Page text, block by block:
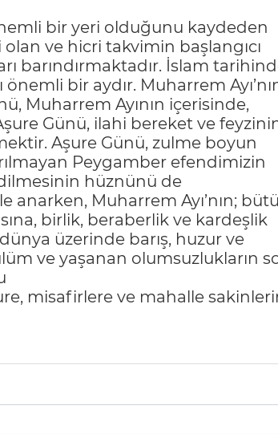
bir yeri olduğunu kaydeden
ve hicri takvimin başlangıcı
barındırmaktadır. İslam
bir aydır. Muharrem
Muharrem Ayının içerisinde,
Günü, ilahi bereket ve
Aşure Günü, zulme boyun
Peygamber efendimizin
hüznünü de
anarken, Muharrem Ayı’nın;
birlik, beraberlik ve kardeşlik
üzerinde barış, huzur ve
ve yaşanan olumsuzlukların
misafirlere ve mahalle